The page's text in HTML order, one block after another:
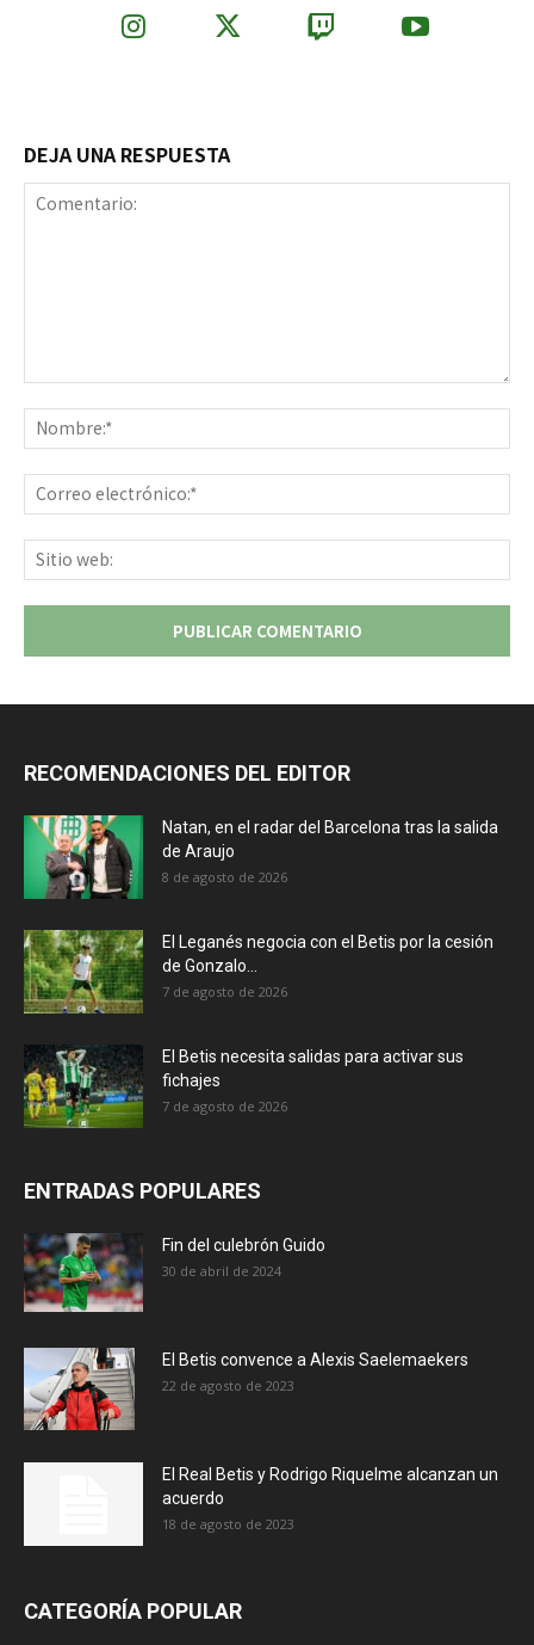
DEJA UNA RESPUESTA
RECOMENDACIONES DEL EDITOR
Natan, en el radar del Barcelona tras la salida
de Araujo
8 de agosto de 2026
El Leganés negocia con el Betis por la cesión
de Gonzalo...
7 de agosto de 2026
El Betis necesita salidas para activar sus
fichajes
7 de agosto de 2026
ENTRADAS POPULARES
Fin del culebrón Guido
30 de abril de 2024
El Betis convence a Alexis Saelemaekers
22 de agosto de 2023
El Real Betis y Rodrigo Riquelme alcanzan un
acuerdo
18 de agosto de 2023
CATEGORÍA POPULAR